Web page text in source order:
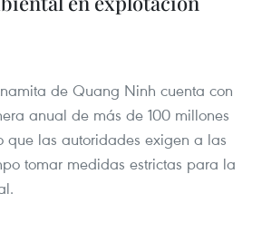
de Quang Ninh cuenta con
anual de más de 100 millones
que las autoridades exigen a las
tomar medidas estrictas para la